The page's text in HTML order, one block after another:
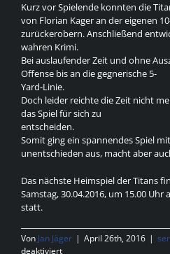
Kurz vor Spielende konnten die
von Florian Kager an der eigenen
zurückerobern. Anschließend
wahren Krimi.
Bei auslaufender Zeit und ohne
Offense bis an die gegnerische 5-
Yard-Linie.
Doch leider reichte die Zeit nicht
das Spiel für sich zu
entscheiden.
Somit ging ein spannendes Spiel
unentschieden aus, macht aber
Das nächste Heimspiel der Titans
Samstag, 30.04.2016, um 15.00
statt.
Von Jan Jäger | April 26th, 2016 |
deaktiviertfür